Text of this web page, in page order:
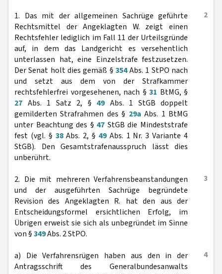
2
1. Das mit der allgemeinen Sachrüge geführte
Rechtsmittel der Angeklagten W. zeigt einen
Rechtsfehler lediglich im Fall 11 der Urteilsgründe
auf, in dem das Landgericht es versehentlich
unterlassen hat, eine Einzelstrafe festzusetzen.
Der Senat holt dies gemäß § 354Abs. 1 StPO nach
und setzt aus dem von der Strafkammer
rechtsfehlerfrei vorgesehenen, nach § 31 BtMG, §
27 Abs. 1 Satz 2, § 49Abs. 1 StGB doppelt
gemilderten Strafrahmen des § 29a Abs. 1 BtMG
unter Beachtung des §47 StGB die Mindeststrafe
fest (vgl. § 38Abs. 2, § 49Abs. 1 Nr. 3 Variante 4
StGB). Den Gesamtstrafenausspruch lässt dies
unberührt.
3
2. Die mit mehreren Verfahrensbeanstandungen
und der ausgeführten Sachrüge begründete
Revision des Angeklagten R. hat den aus der
Entscheidungsformel ersichtlichen Erfolg, im
Übrigen erweist sie sich als unbegründet im Sinne
von §349Abs. 2 StPO.
4
a) Die Verfahrensrügen haben aus den in der
Antragsschrift des Generalbundesanwalts